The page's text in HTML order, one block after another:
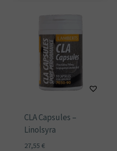
CLA Capsules –
Linolsyra
27,55 €